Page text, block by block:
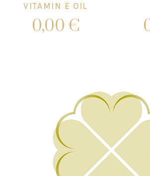
VITAMIN E OIL
0,00 €